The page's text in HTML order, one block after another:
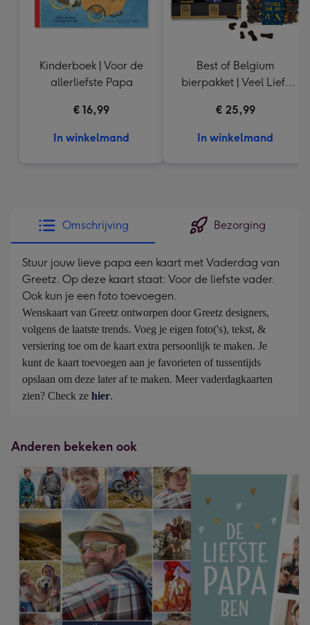
Kinderboek | Voor de
allerliefste Papa
€ 16,99
In winkelmand
Best of Belgium
bierpakket | Veel Liefs
€ 25,99
In winkelmand
Omschrijving Bezorging
Stuur jouw lieve papa een kaart met Vaderdag van
Greetz. Op deze kaart staat: Voor de liefste vader.
Ook kun je een foto toevoegen.
Wenskaart van Greetz ontworpen door Greetz designers,
volgens de laatste trends. Voeg je eigen foto('s), tekst, &
versiering toe om de kaart extra persoonlijk te maken. Je
kunt de kaart toevoegen aan je favorieten of tussentijds
opslaan om deze later af te maken. Meer vaderdagkaarten
zien? Check ze hier.
Anderen bekeken ook